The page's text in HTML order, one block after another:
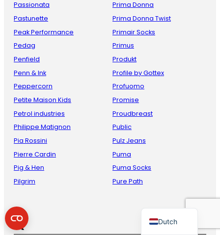
Passionata
Pastunette
Peak Performance
Pedag
Penfield
Penn & Ink
Peppercorn
Petite Maison Kids
Petrol industries
Philippe Matignon
Pia Rossini
Pierre Cardin
Pig & Hen
Pilgrim
Prima Donna
Prima Donna Twist
Primair Socks
Primus
Produkt
Profile by Gottex
Profuomo
Promise
Proudbreast
Public
Pulz Jeans
Puma
Puma Socks
Pure Path
Q Dutch